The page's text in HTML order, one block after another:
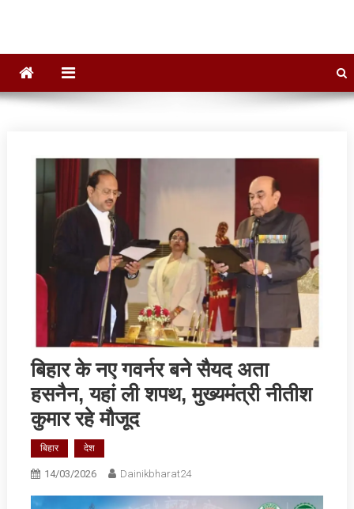
बिहार के नए गवर्नर बने सैयद अता
हसनैन, यहां ली शपथ, मुख्यमंत्री नीतीश
कुमार रहे मौजूद
बिहार देश
14/03/2026 Dainikbharat24